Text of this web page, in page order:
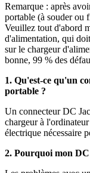
Remarque : après
portable (à souder ou
Veuillez tout d'abord
d'alimentation, qui
sur le chargeur
bonne, 99 % des
1. Qu'est-ce qu'un
portable ?
Un connecteur DC
chargeur à
électrique nécessaire
2. Pourquoi mon